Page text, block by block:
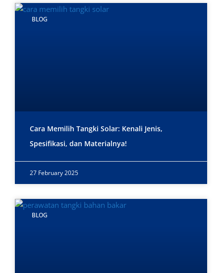
BLOG
Cara Memilih Tangki Solar: Kenali Jenis,
Spesifikasi, dan Materialnya!
27 February 2025
BLOG